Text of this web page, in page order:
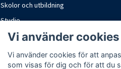
Skolor och utbildning
Studio
Marknader och mässor
Vi använder cookies
Vi använder cookies för att
som visas för dig och för att du